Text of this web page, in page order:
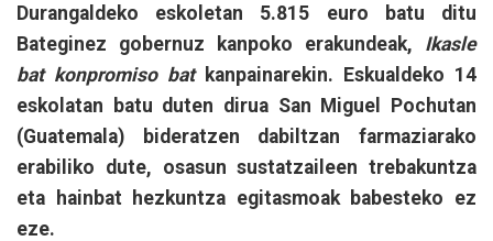
Durangaldeko eskoletan 5.815 euro batu ditu
Bateginez gobernuz kanpoko erakundeak, Ikasle
bat konpromiso batkanpainarekin. Eskualdeko 14
eskolatan batu duten dirua San Miguel Pochutan
(Guatemala) bideratzen dabiltzan farmaziarako
erabiliko dute, osasun sustatzaileen trebakuntza
eta hainbat hezkuntza egitasmoak babesteko ez
eze.